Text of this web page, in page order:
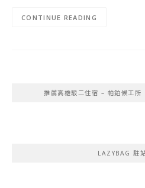
CONTINUE READING
推薦高雄駁二住宿 – 帕鉑候工
LAZYBAG 駐